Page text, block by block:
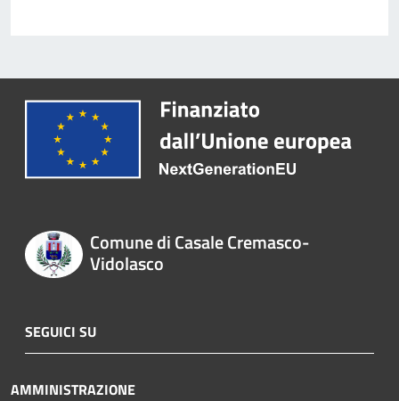
Comune di Casale Cremasco-
Vidolasco
SEGUICI SU
AMMINISTRAZIONE